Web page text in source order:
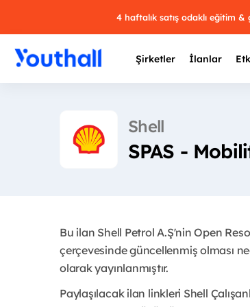
4 haftalık satış odaklı eğitim
Şirketler İlanlar
Shell
SPAS -
Bu ilan Shell Petrol A.Ş'nin Open
çerçevesinde güncellenmiş olması
olarak yayınlanmıştır.
Paylaşılacak ilan linkleri Shell